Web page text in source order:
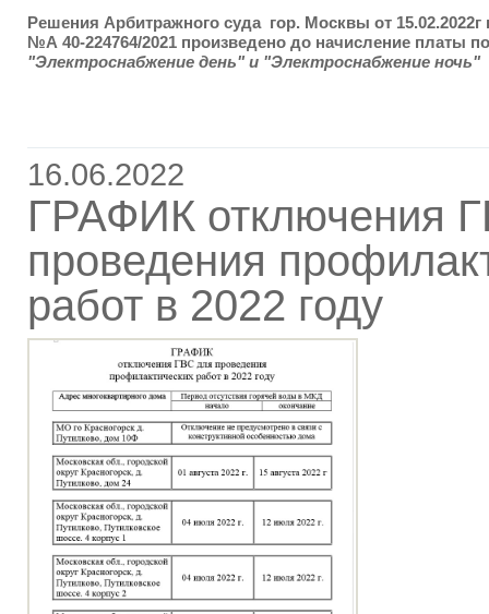
Решения Арбитражного суда гор. Москвы от 15.02.2022г
№А 40-224764/2021 произведено до начисление платы
"Электроснабжение день" и "Электроснабжение ночь"
16.06.2022
ГРАФИК отключения
проведения
работ в 2022 году